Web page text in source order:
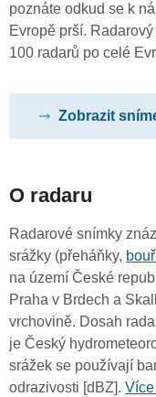
poznáte odkud se k
Evropě prší.
100 radarů po celé
Zobrazit
O radaru
Radarové snímky
srážky (přeháňky,
na území České
Praha v Brdech a
vrchovině. Dosah
je Český
srážek se používají
odrazivosti [dBZ].